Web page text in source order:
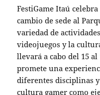
FestiGame Itaú
cambio de sede al
variedad de
videojuegos y la
llevará a cabo del 15
promete una
diferentes disciplinas
cultura gamer como